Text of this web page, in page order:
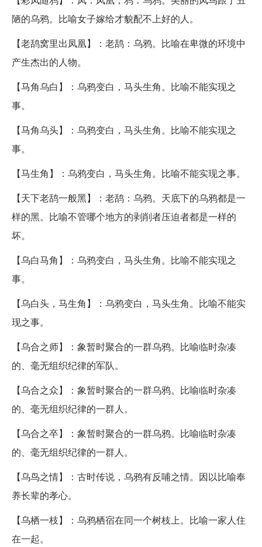
陋的乌鸦。比喻女子嫁给才貌配不上好的人。
【老鸹窝里出凤凰】：老鸹：乌鸦。比喻在卑微的环境中
产生杰出的人物。
【马角乌白】：乌鸦变白，马头生角。比喻不能实现之
事。
【马角乌头】：乌鸦变白，马头生角。比喻不能实现之
事。
【马生角】：乌鸦变白，马头生角。比喻不能实现之事。
【天下老鸹一般黑】：老鸹：乌鸦。天底下的乌鸦都是一
样的黑。比喻不管哪个地方的剥削者压迫者都是一样的
坏。
【乌白马角】：乌鸦变白，马头生角。比喻不能实现之
事。
【乌白头，马生角】：乌鸦变白，马头生角。比喻不能实
现之事。
【乌合之师】：象暂时聚合的一群乌鸦。比喻临时杂凑
的、毫无组织纪律的军队。
【乌合之众】：象暂时聚合的一群乌鸦。比喻临时杂凑
的、毫无组织纪律的一群人。
【乌合之卒】：象暂时聚合的一群乌鸦。比喻临时杂凑
的、毫无组织纪律的一群人。
【乌鸟之情】：古时传说，乌鸦有反哺之情。因以比喻奉
养长辈的孝心。
【乌栖一枝】：乌鸦栖宿在同一个树枝上。比喻一家人住
在一起。